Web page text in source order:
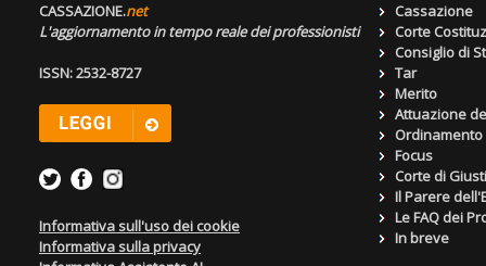
CASSAZIONE.net
L'aggiornamento in tempo reale dei professionisti
ISSN: 2532-8727
Informativa sull'uso dei cookie
Informativa sulla privacy
Cassazione
Corte
Consiglio di
Tar
Merito
Attuazione
Focus
Corte di
Il Parere
Le FAQ dei
In breve